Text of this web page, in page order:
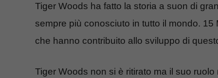
Tiger Woods ha fatto la storia a suon di
sempre più conosciuto in tutto il mondo.
che hanno contribuito allo sviluppo di
Tiger Woods non si è ritirato ma il suo